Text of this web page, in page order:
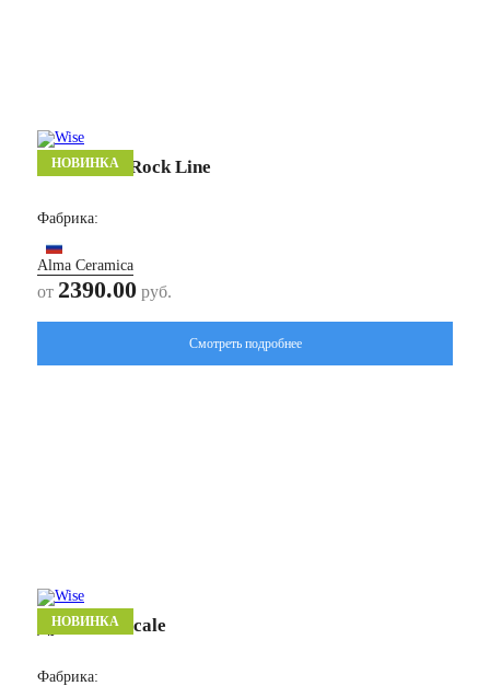
НОВИНКА
Рок Лайн/ Rock Line
Фабрика:
Alma Ceramica
от 2390.00 руб.
Смотреть подробнее
НОВИНКА
Дукале/ Ducale
Фабрика: